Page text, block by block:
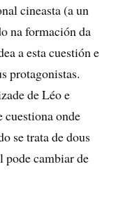
cineasta (a un
na formación da
a esta cuestión e
protagonistas.
de Léo e
cuestiona onde
se trata de dous
pode cambiar de